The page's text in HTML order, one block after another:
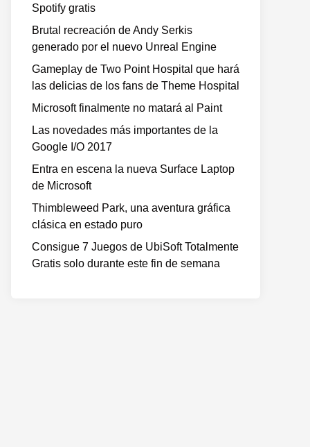
Spotify gratis
Brutal recreación de Andy Serkis
generado por el nuevo Unreal Engine
Gameplay de Two Point Hospital que hará
las delicias de los fans de Theme Hospital
Microsoft finalmente no matará al Paint
Las novedades más importantes de la
Google I/O 2017
Entra en escena la nueva Surface Laptop
de Microsoft
Thimbleweed Park, una aventura gráfica
clásica en estado puro
Consigue 7 Juegos de UbiSoft Totalmente
Gratis solo durante este fin de semana